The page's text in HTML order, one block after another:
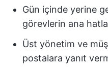
Gün içinde yerine
görevlerin ana
Üst yönetim ve
postalara yanıt